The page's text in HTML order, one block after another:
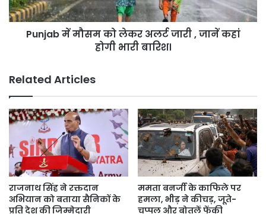
,
जानें
Punjab में मौसम को लेकर अलर्ट जारी , जानें कहां
होगी भारी बारिश।
Related Articles
राजनाथ सिंह ने रक्तदान
अभियान को बताया सैनिकों के
प्रति देश की जिम्मेदारी
ममता बनर्जी के काफिले पर
हमला, भीड़ ने कीचड़, जूते-
चप्पल और बोतलें फेंकी